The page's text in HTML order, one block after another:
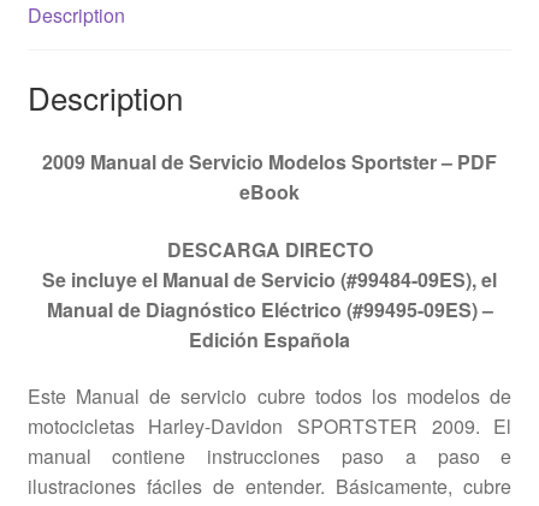
Description
Description
2009 Manual de Servicio Modelos Sportster – PDF
eBook
DESCARGA DIRECTO
Se incluye el Manual de Servicio (#99484-09ES), el
Manual de Diagnóstico Eléctrico (#99495-09ES) –
Edición Española
Este Manual de servicio cubre todos los modelos de
motocicletas Harley-Davidon SPORTSTER 2009. El
manual contiene instrucciones paso a paso e
ilustraciones fáciles de entender. Básicamente, cubre